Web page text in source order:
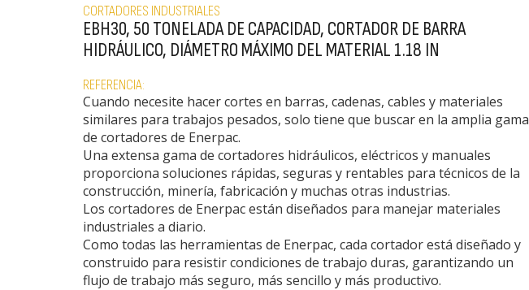
CORTADORES INDUSTRIALES
EBH30, 50 TONELADA DE CAPACIDAD, CORTADOR DE BARRA
HIDRÁULICO, DIÁMETRO MÁXIMO DEL MATERIAL 1.18 IN
REFERENCIA:
Cuando necesite hacer cortes en barras, cadenas, cables y materiales
similares para trabajos pesados, solo tiene que buscar en la amplia gama
de cortadores de Enerpac.
Una extensa gama de cortadores hidráulicos, eléctricos y manuales
proporciona soluciones rápidas, seguras y rentables para técnicos de la
construcción, minería, fabricación y muchas otras industrias.
Los cortadores de Enerpac están diseñados para manejar materiales
industriales a diario.
Como todas las herramientas de Enerpac, cada cortador está diseñado y
construido para resistir condiciones de trabajo duras, garantizando un
flujo de trabajo más seguro, más sencillo y más productivo.